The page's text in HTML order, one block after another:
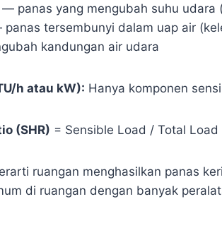
— panas yang mengubah suhu udara
tersembunyi dalam uap air
kandungan air udara
h atau kW): Hanya komponen
(SHR) = Sensible Load / Total Load
ruangan menghasilkan panas
di ruangan dengan banyak